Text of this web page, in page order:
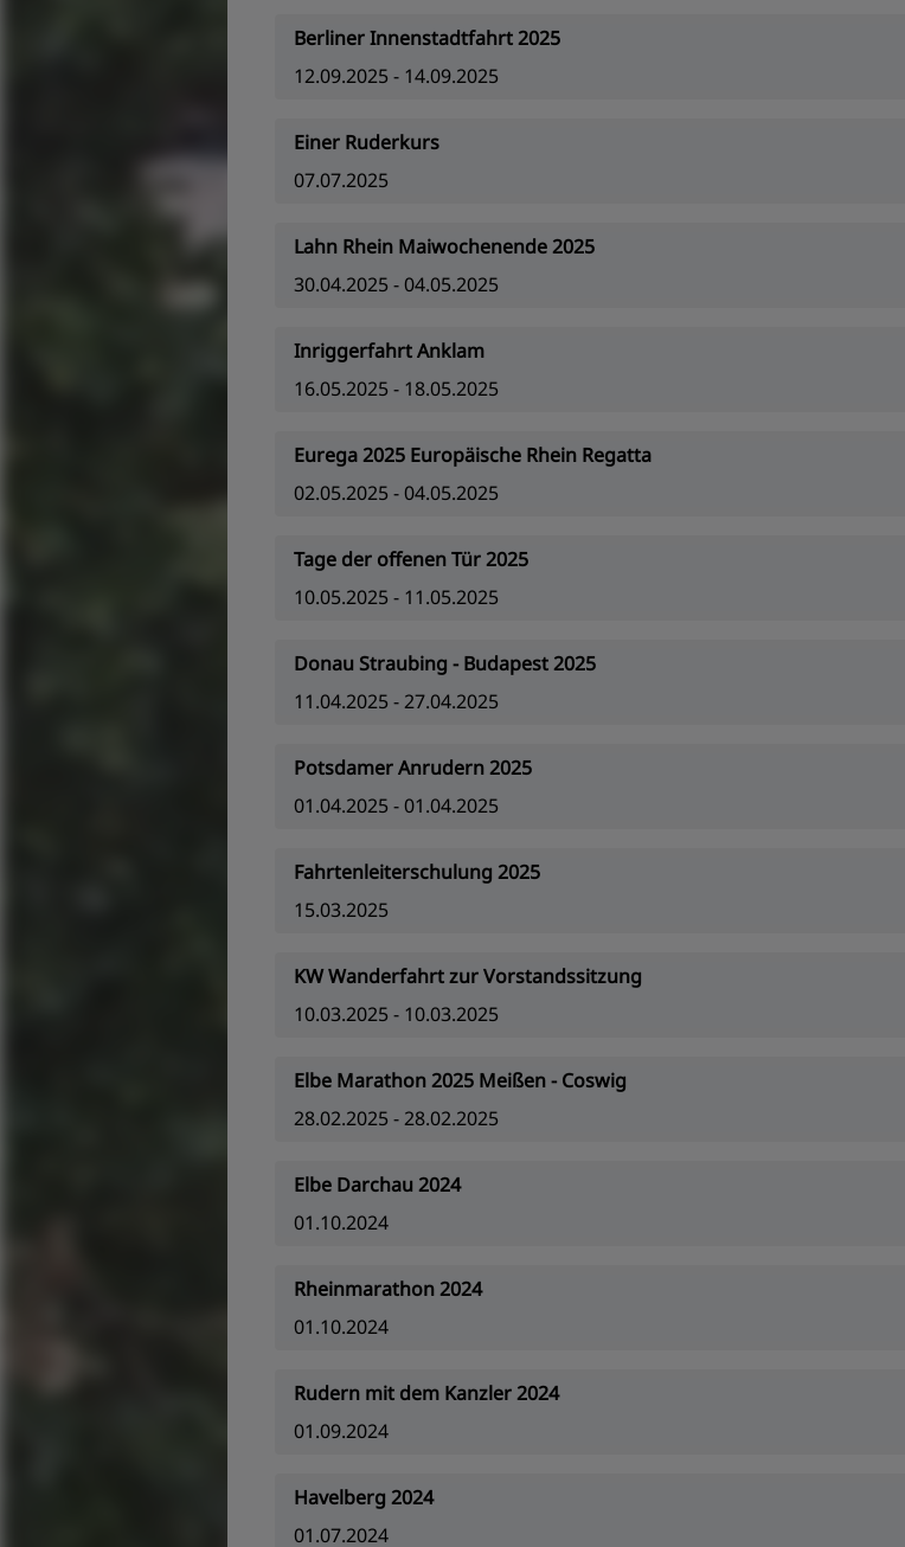
Berliner Innenstadtfahrt 2025
12.09.2025 - 14.09.2025
Einer Ruderkurs
07.07.2025
Lahn Rhein Maiwochenende 2025
30.04.2025 - 04.05.2025
Inriggerfahrt Anklam
16.05.2025 - 18.05.2025
Eurega 2025 Europäische Rhein Regatta
02.05.2025 - 04.05.2025
Tage der offenen Tür 2025
10.05.2025 - 11.05.2025
Donau Straubing - Budapest 2025
11.04.2025 - 27.04.2025
Potsdamer Anrudern 2025
01.04.2025 - 01.04.2025
Fahrtenleiterschulung 2025
15.03.2025
KW Wanderfahrt zur Vorstandssitzung
10.03.2025 - 10.03.2025
Elbe Marathon 2025 Meißen - Coswig
28.02.2025 - 28.02.2025
Elbe Darchau 2024
01.10.2024
Rheinmarathon 2024
01.10.2024
Rudern mit dem Kanzler 2024
01.09.2024
Havelberg 2024
01.07.2024